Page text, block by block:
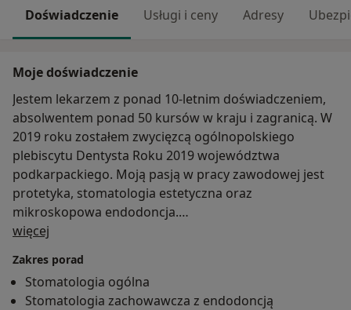
Doświadczenie Usługi i ceny Adresy
Moje doświadczenie
Jestem lekarzem z ponad 10-letnim doświadczeniem,
absolwentem ponad 50 kursów w kraju i zagranicą. W
2019 roku zostałem zwycięzcą ogólnopolskiego
plebiscytu Dentysta Roku 2019 województwa
podkarpackiego. Moją pasją w pracy zawodowej jest
protetyka, stomatologia estetyczna oraz
mikroskopowa endodoncja.
serię specjalistycznych kursów m.in. Master Level Plan
&Prep, DSD Experience & Natural Restoration, The
Dawson Academy, Stomatologiczną Europejską
więcej
Zakres porad
Stomatologia ogólna
Stomatologia zachowawcza z endodoncją